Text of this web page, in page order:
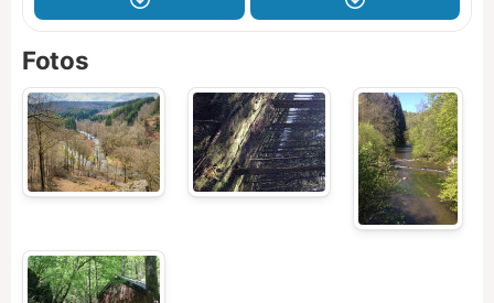
Fotos